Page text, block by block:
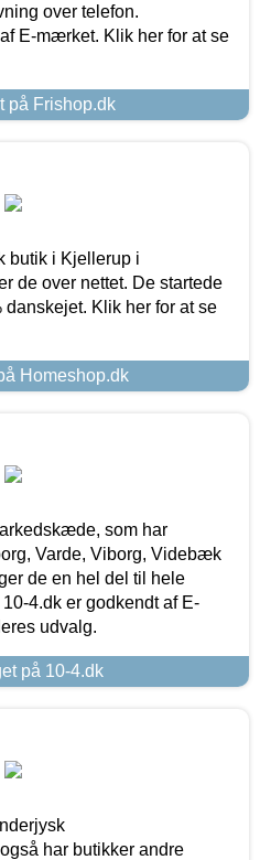
over telefon.
E-mærket. Klik her for at se
på Frishop.dk
butik i Kjellerup i
de over nettet. De startede
Klik her for at se
Homeshop.dk
som har
Varde, Viborg, Videbæk
de en hel del til hele
4.dk er godkendt af E-
udvalg.
på 10-4.dk
har butikker andre